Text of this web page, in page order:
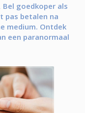
Bel goedkoper als
pas betalen na
medium. Ontdek
een paranormaal